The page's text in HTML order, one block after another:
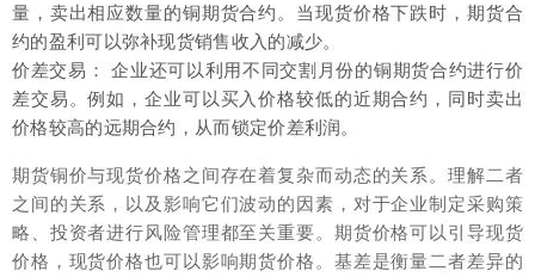
量，卖出相应数量的铜期货合约。当现货价格下跌时，期货合
约的盈利可以弥补现货销售收入的减少。
价差交易： 企业还可以利用不同交割月份的铜期货合约进行价
差交易。例如，企业可以买入价格较低的近期合约，同时卖出
价格较高的远期合约，从而锁定价差利润。
期货铜价与现货价格之间存在着复杂而动态的关系。理解二者
之间的关系，以及影响它们波动的因素，对于企业制定采购策
略、投资者进行风险管理都至关重要。期货价格可以引导现货
价格，现货价格也可以影响期货价格。基差是衡量二者差异的